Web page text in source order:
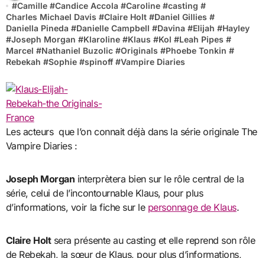
#Camille #Candice Accola #Caroline #casting #
Charles Michael Davis #Claire Holt #Daniel Gillies #
Daniella Pineda #Danielle Campbell #Davina #Elijah #Hayley
#Joseph Morgan #Klaroline #Klaus #Kol #Leah Pipes #
Marcel #Nathaniel Buzolic #Originals #Phoebe Tonkin #
Rebekah #Sophie #spinoff #Vampire Diaries
Les acteurs que l’on connait déjà dans la série originale The
Vampire Diaries :
Joseph Morgan interprètera bien sur le rôle central de la
série, celui de l’incontournable Klaus, pour plus
d’informations, voir la fiche sur le personnage de Klaus.
Claire Holtsera présente au casting et elle reprend son rôle
de Rebekah, la sœur de Klaus, pour plus d’informations,